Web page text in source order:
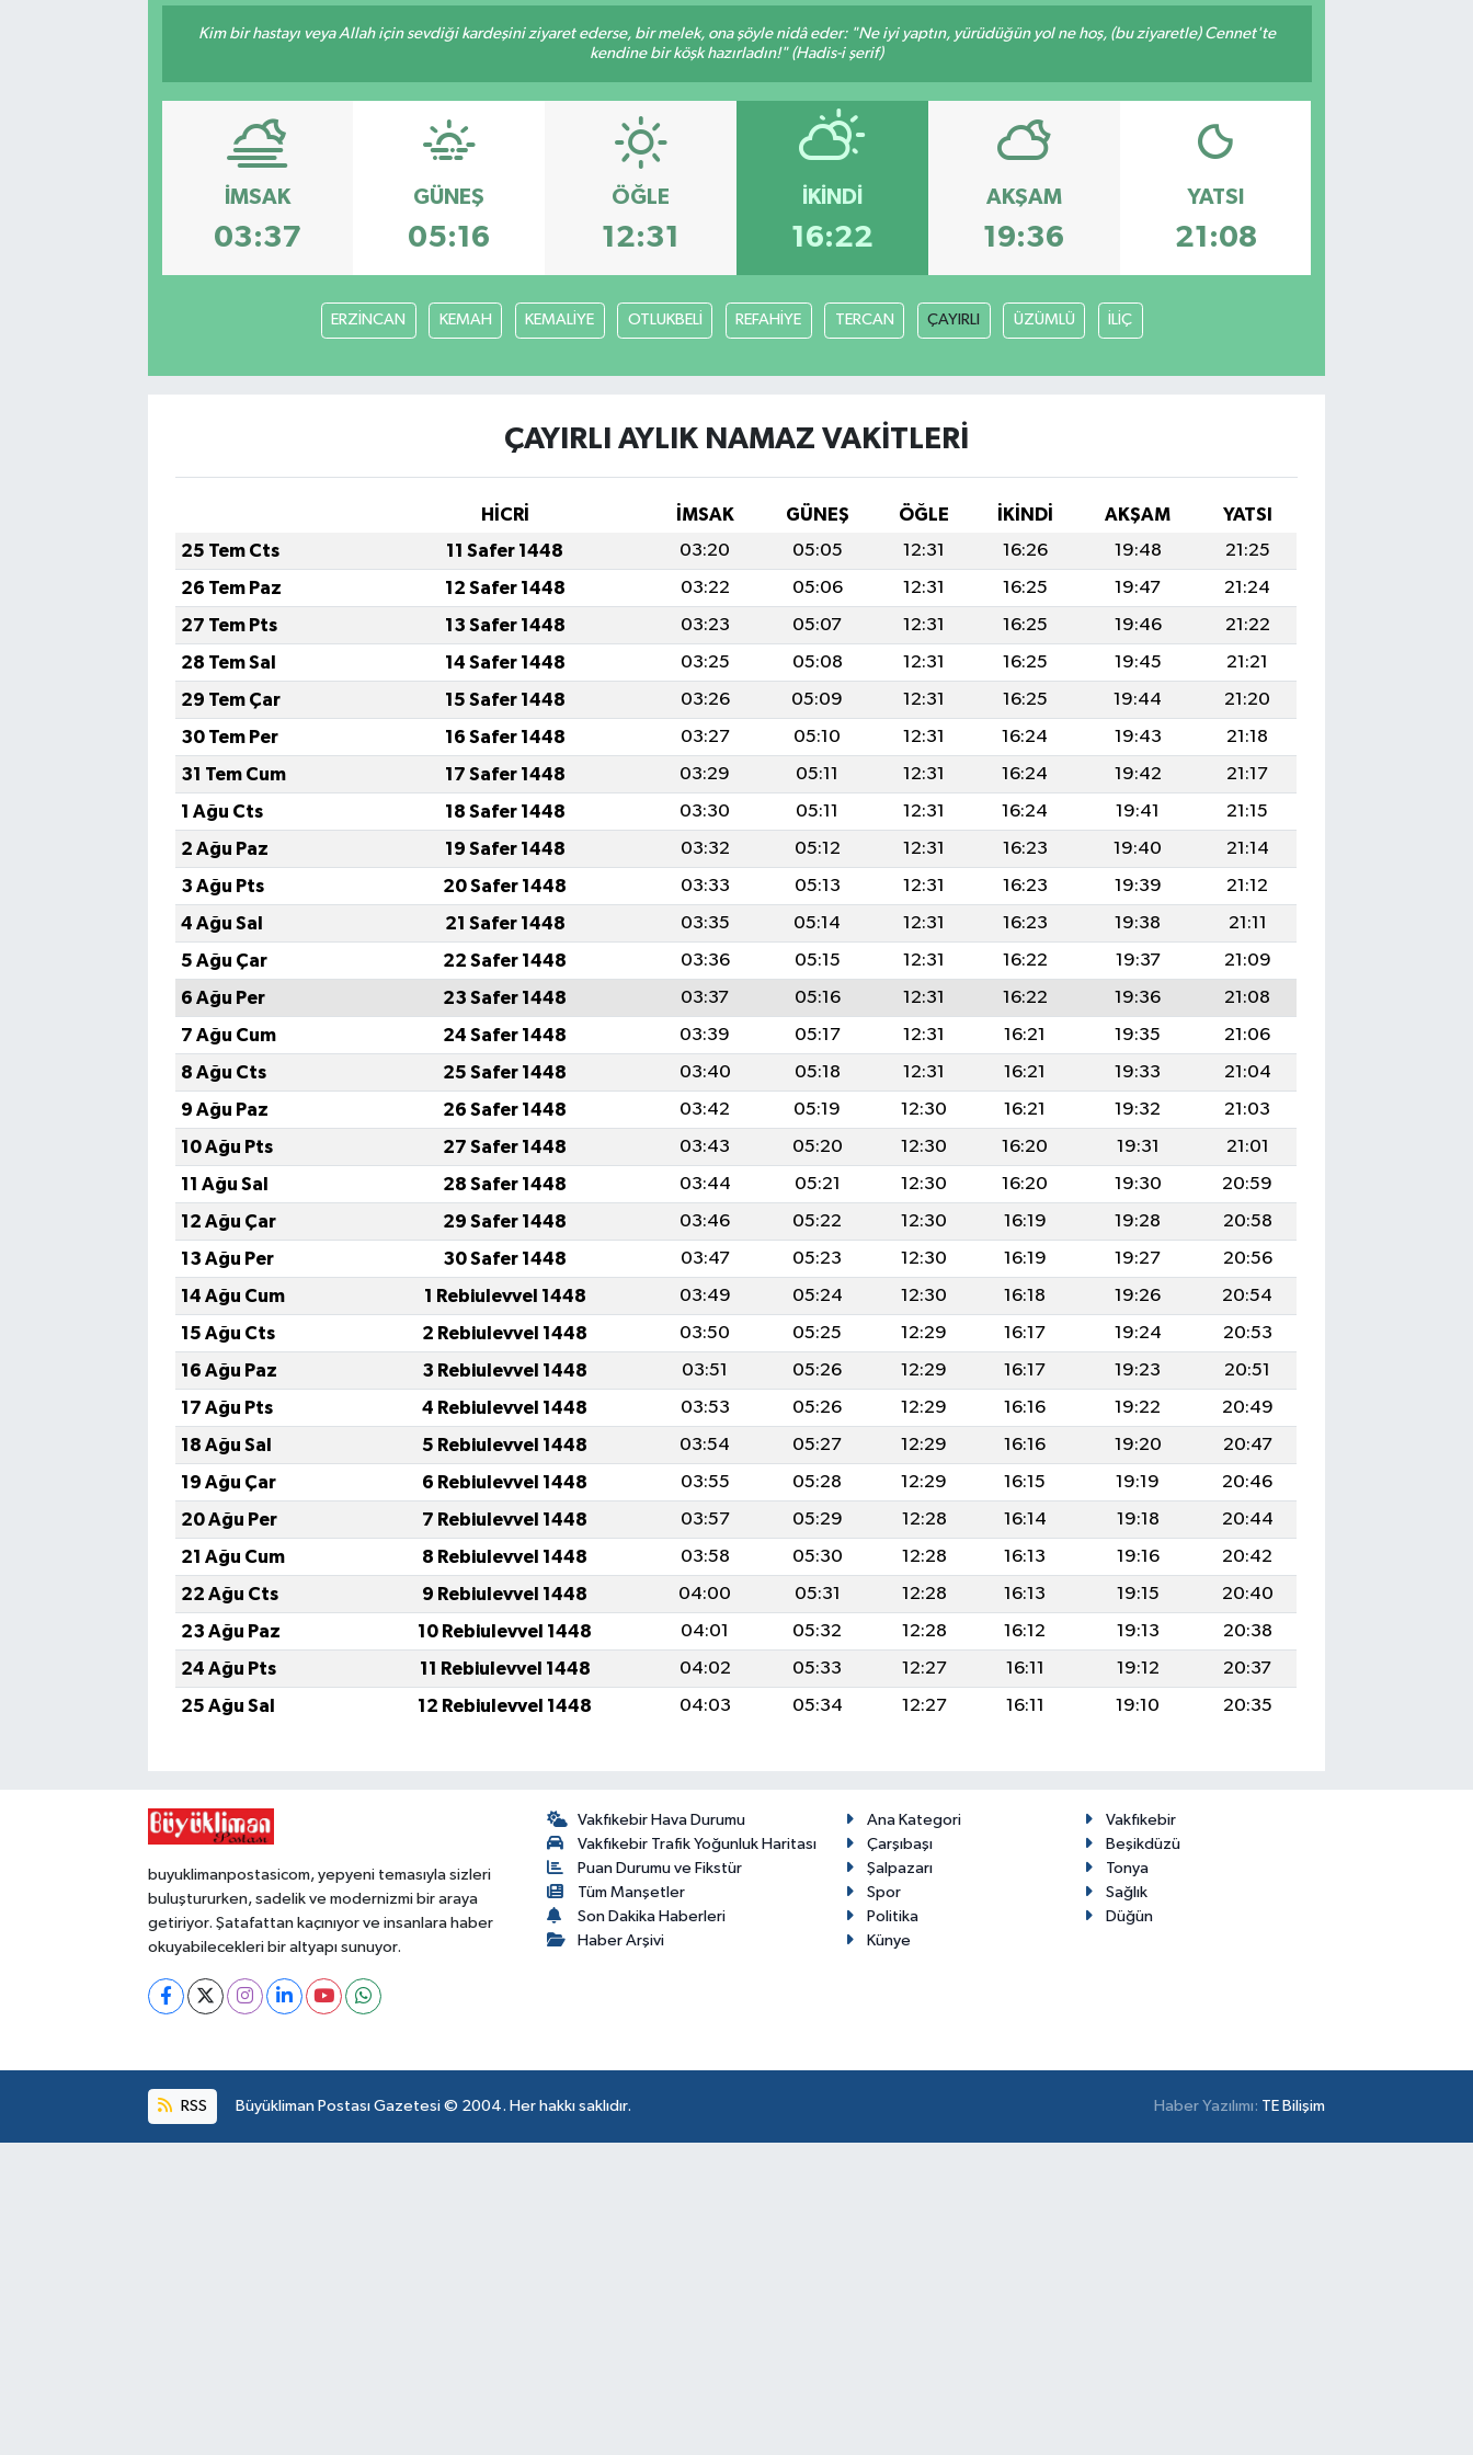
Kim bir hastayı veya Allah için sevdiği kardeşini ziyaret ederse, bir melek, ona şöyle nidâ eder: "Ne iyi yaptın, yürüdüğün yol ne hoş, (bu ziyaretle) Cennet'te
kendine bir köşk hazırladın!" (Hadis-i şerif)
İMSAK
03:37
GÜNEŞ
05:16
ÖĞLE
12:31
İKINDI
16:22
AKŞAM
19:36
YATSI
21:08
ERZİNCAN KEMAH KEMALİYE OTLUKBELİ REFAHİYE TERCAN ÇAYIRLI ÜZÜMLÜ İLİÇ
ÇAYIRLI AYLIK NAMAZ VAKITLERI
HİCRİ İMSAK GÜNEŞ ÖĞLE İKINDI AKŞAM
YATSI
25 Tem Cts
11 Safer 1448 03:20 05:05 12:31 16:26 19:48
21:25
26 Tem Paz
12 Safer 1448 03:22 05:06 12:31 16:25 19:47
21:24
27 Tem Pts
13 Safer 1448 03:23 05:07 12:31 16:25 19:46
21:22
28 Tem Sal
14 Safer 1448 03:25 05:08 12:31 16:25 19:45
21:21
29 Tem Çar
15 Safer 1448 03:26 05:09 12:31 16:25 19:44
21:20
30 Tem Per
16 Safer 1448 03:27 05:10 12:31 16:24 19:43
21:18
31 Tem Cum
17 Safer 1448 03:29 05:11 12:31 16:24 19:42
21:17
1 Ağu Cts
18 Safer 1448 03:30 05:11 12:31 16:24 19:41
21:15
2 Ağu Paz
19 Safer 1448 03:32 05:12 12:31 16:23 19:40
21:14
3 Ağu Pts
20 Safer 1448 03:33 05:13 12:31 16:23 19:39
21:12
4 Ağu Sal
21 Safer 1448 03:35 05:14 12:31 16:23 19:38
21:11
5 Ağu Çar
22 Safer 1448 03:36 05:15 12:31 16:22 19:37
21:09
6 Ağu Per
23 Safer 1448 03:37 05:16 12:31 16:22 19:36
21:08
7 Ağu Cum
24 Safer 1448 03:39 05:17 12:31 16:21 19:35
21:06
8 Ağu Cts
25 Safer 1448 03:40 05:18 12:31 16:21 19:33
21:04
9 Ağu Paz
26 Safer 1448 03:42 05:19 12:30 16:21 19:32
21:03
10 Ağu Pts
27 Safer 1448 03:43 05:20 12:30 16:20 19:31
21:01
11 Ağu Sal
28 Safer 1448 03:44 05:21 12:30 16:20 19:30
20:59
12 Ağu Çar
29 Safer 1448 03:46 05:22 12:30 16:19 19:28
20:58
13 Ağu Per
30 Safer 1448 03:47 05:23 12:30 16:19 19:27
20:56
14 Ağu Cum
1 Rebiulevvel 1448 03:49 05:24 12:30 16:18 19:26
20:54
15 Ağu Cts
2 Rebiulevvel 1448 03:50 05:25 12:29 16:17 19:24
20:53
16 Ağu Paz
3 Rebiulevvel 1448 03:51 05:26 12:29 16:17 19:23
20:51
17 Ağu Pts
4 Rebiulevvel 1448 03:53 05:26 12:29 16:16 19:22
20:49
18 Ağu Sal
5 Rebiulevvel 1448 03:54 05:27 12:29 16:16 19:20
20:47
19 Ağu Çar
6 Rebiulevvel 1448 03:55 05:28 12:29 16:15 19:19
20:46
20 Ağu Per
7 Rebiulevvel 1448 03:57 05:29 12:28 16:14 19:18
20:44
21 Ağu Cum
8 Rebiulevvel 1448 03:58 05:30 12:28 16:13 19:16
20:42
22 Ağu Cts
9 Rebiulevvel 1448 04:00 05:31 12:28 16:13 19:15
20:40
23 Ağu Paz
10 Rebiulevvel 1448 04:01 05:32 12:28 16:12 19:13
20:38
24 Ağu Pts
11 Rebiulevvel 1448 04:02 05:33 12:27 16:11 19:12
20:37
25 Ağu Sal
12 Rebiulevvel 1448 04:03 05:34 12:27 16:11 19:10 20:35
buyuklimanpostasicom, yepyeni temasıyla sizleri
buluştururken, sadelik ve modernizmi bir araya
getiriyor. Şatafattan kaçınıyor ve insanlara haber
okuyabilecekleri bir altyapı sunuyor.
Vakfıkebir Hava Durumu
Vakfıkebir Trafik Yoğunluk Haritası
Puan Durumu ve Fikstür
Tüm Manşetler
Son Dakika Haberleri
Haber Arşivi
Ana Kategori
Vakfıkebir
Çarşıbaşı
Beşikdüzü
Şalpazarı
Tonya
Spor
Sağlık
Politika
Düğün
Künye
RSS Büyükliman Postası Gazetesi © 2004. Her hakkı saklıdır. Haber Yazılımı: TE Bilişim